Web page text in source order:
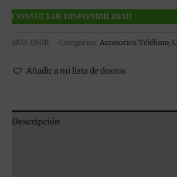
CONSULTAR DISPONIBILIDAD
SKU: D60B Categorías: Accesorios Teléfono,
Añadir a mi lista de deseos
Descripción